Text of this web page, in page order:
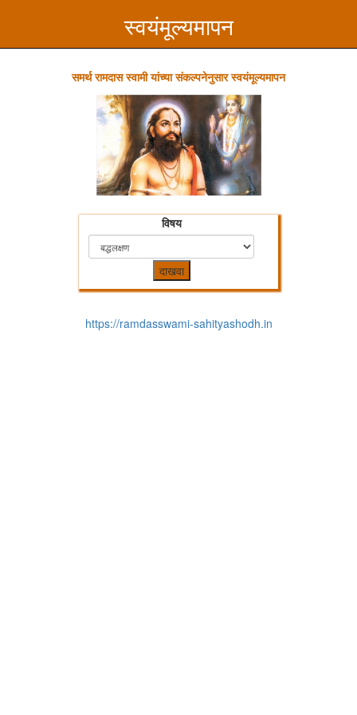
स्वयंमूल्यमापन
समर्थ रामदास स्वामी यांच्या संकल्पनेनुसार स्वयंमूल्यमापन
विषय
दाखवा
https://ramdasswami-sahityashodh.in